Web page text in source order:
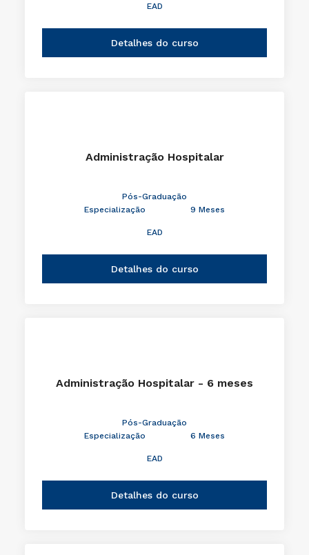
EAD
Detalhes do curso
Administração Hospitalar
Pós-Graduação
Especialização
9 Meses
EAD
Detalhes do curso
Administração Hospitalar - 6 meses
Pós-Graduação
Especialização
6 Meses
EAD
Detalhes do curso